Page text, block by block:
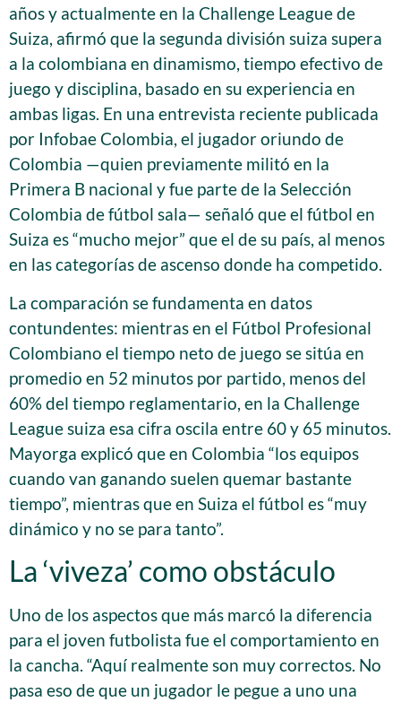
años y actualmente en la Challenge League de
Suiza, afirmó que la segunda división suiza supera
a la colombiana en dinamismo, tiempo efectivo de
juego y disciplina, basado en su experiencia en
ambas ligas. En una entrevista reciente publicada
por Infobae Colombia, el jugador oriundo de
Colombia —quien previamente militó en la
Primera B nacional y fue parte de la Selección
Colombia de fútbol sala— señaló que el fútbol en
Suiza es “mucho mejor” que el de su país, al menos
en las categorías de ascenso donde ha competido.
La comparación se fundamenta en datos
contundentes: mientras en el Fútbol Profesional
Colombiano el tiempo neto de juego se sitúa en
promedio en 52 minutos por partido, menos del
60% del tiempo reglamentario, en la Challenge
League suiza esa cifra oscila entre 60 y 65 minutos.
Mayorga explicó que en Colombia “los equipos
cuando van ganando suelen quemar bastante
tiempo”, mientras que en Suiza el fútbol es “muy
dinámico y no se para tanto”.
La ‘viveza’ como obstáculo
Uno de los aspectos que más marcó la diferencia
para el joven futbolista fue el comportamiento en
la cancha. “Aquí realmente son muy correctos. No
pasa eso de que un jugador le pegue a uno una